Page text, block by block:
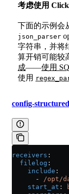
考虑使用
下面的示例会
json_parser
字符串，并将
算开销可能较
成——使用
使用
config-
receivers :
  filelog
:
    include
:
      -
/opt/
    start_at
: